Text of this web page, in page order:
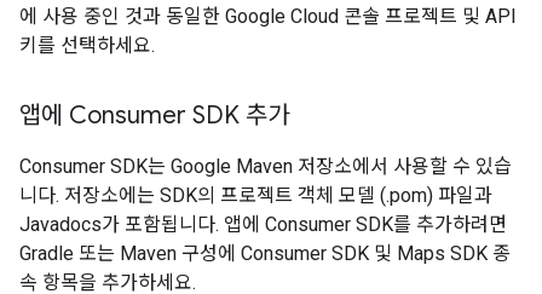
에 사용 중인 것과 동일한 Google Cloud 콘솔 프로젝트 및 API
키를 선택하세요.
앱에 Consumer SDK 추가
Consumer SDK는 Google Maven 저장소에서 사용할 수 있습
니다. 저장소에는 SDK의 프로젝트 객체 모델 (.pom) 파일과
Javadocs가 포함됩니다. 앱에 Consumer SDK를 추가하려면
Gradle 또는 Maven 구성에 Consumer SDK 및 Maps SDK 종
속 항목을 추가하세요.